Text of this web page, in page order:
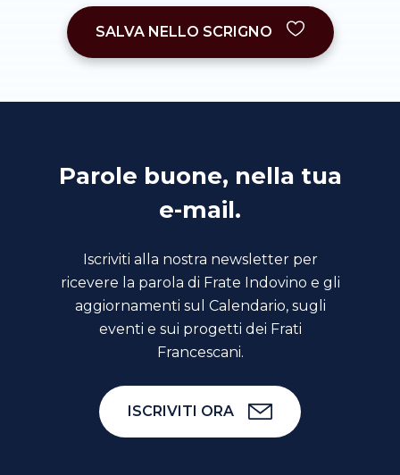
SALVA NELLO SCRIGNO
Parole buone, nella tua
e-mail.
Iscriviti alla nostra newsletter per
ricevere la parola di Frate Indovino e gli
aggiornamenti sul Calendario, sugli
eventi e sui progetti dei Frati
Francescani.
ISCRIVITI ORA